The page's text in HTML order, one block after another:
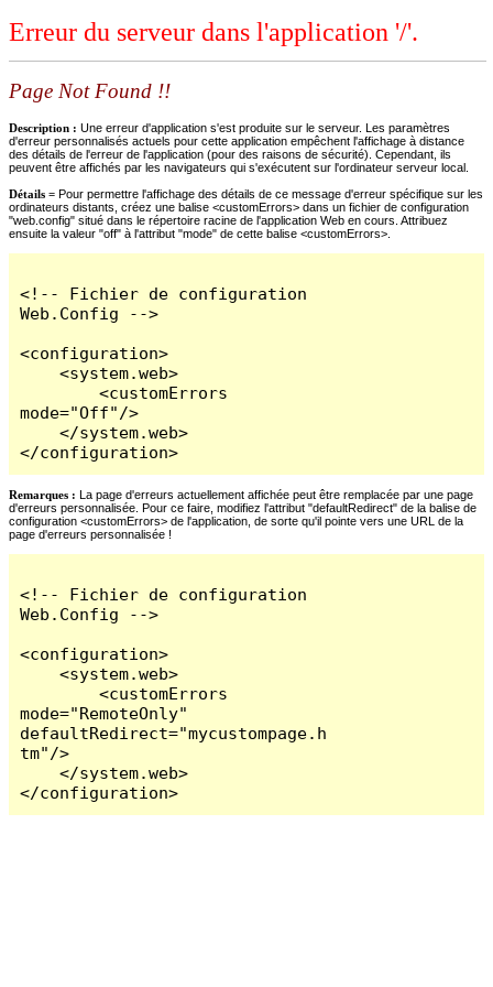
Erreur du serveur dans l'application '/'.
Page Not Found !!
Description : Une erreur d'application s'est produite sur le serveur. Les paramètres
d'erreur personnalisés actuels pour cette application empêchent l'affichage à distance
des détails de l'erreur de l'application (pour des raisons de sécurité). Cependant, ils
peuvent être affichés par les navigateurs qui s'exécutent sur l'ordinateur serveur local.
Détails = Pour permettre l'affichage des détails de ce message d'erreur spécifique sur les
ordinateurs distants, créez une balise <customErrors> dans un fichier de configuration
"web.config" situé dans le répertoire racine de l'application Web en cours. Attribuez
ensuite la valeur "off" à l'attribut "mode" de cette balise <customErrors>.
<!-- Fichier de configuration
Web.Config -->
<configuration>
    <system.web>
        <customErrors
mode="Off"/>
    </system.web>
</configuration>
Remarques : La page d'erreurs actuellement affichée peut être remplacée par une page
d'erreurs personnalisée. Pour ce faire, modifiez l'attribut "defaultRedirect" de la balise de
configuration <customErrors> de l'application, de sorte qu'il pointe vers une URL de la
page d'erreurs personnalisée !
<!-- Fichier de configuration
Web.Config -->
<configuration>
    <system.web>
        <customErrors
mode="RemoteOnly"
defaultRedirect="mycustompage.h
tm"/>
    </system.web>
</configuration>